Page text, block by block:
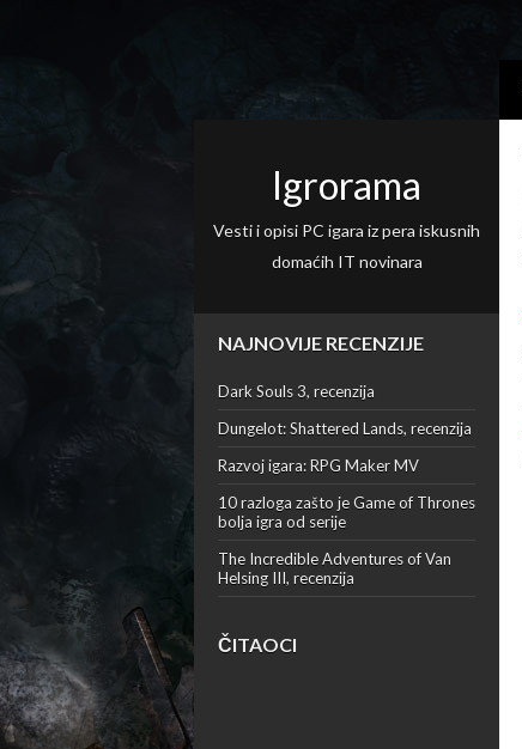
Igrorama
Vesti i opisi PC igara iz pera iskusnih
domaćih IT novinara
NAJNOVIJE RECENZIJE
Dark Souls 3, recenzija
Dungelot: Shattered Lands, recenzija
Razvoj igara: RPG Maker MV
10 razloga zašto je Game of Thrones
bolja igra od serije
The Incredible Adventures of Van
Helsing III, recenzija
ČITAOCI